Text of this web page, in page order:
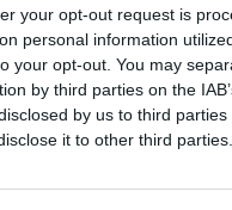
your opt-out request is
personal information
your opt-out. You may
by third parties on the
by us to third parties
it to other third parties.
der de nå er plassert som